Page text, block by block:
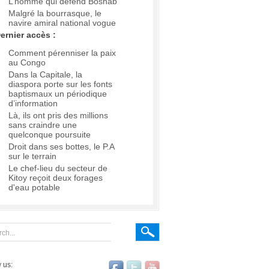
Malgré la bourrasque, le
navire amiral national vogue
accès :
Comment pérenniser la paix
au Congo
Dans la Capitale, la
diaspora porte sur les fonts
baptismaux un périodique
d’information
Là, ils ont pris des millions
sans craindre une
quelconque poursuite
Droit dans ses bottes, le P.A
sur le terrain
Le chef-lieu du secteur de
Kitoy reçoit deux forages
d'eau potable
us: